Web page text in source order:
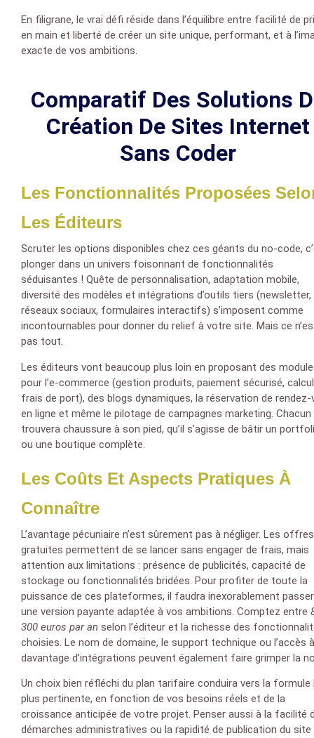
En filigrane, le vrai défi réside dans l’équilibre entre facilité de
en main et liberté de créer un site unique, performant, et à
exacte de vos ambitions.
Comparatif Des Solutions
Création De Sites Internet
Sans Coder
Les Fonctionnalités Proposées
Les Éditeurs
Scruter les options disponibles chez ces géants du no-code,
plonger dans un univers foisonnant de fonctionnalités
séduisantes ! Quête de personnalisation, adaptation mobile,
diversité des modèles et intégrations d’outils tiers (newsletter,
réseaux sociaux, formulaires interactifs) s’imposent comme
incontournables pour donner du relief à votre site. Mais ce
pas tout.
Les éditeurs vont beaucoup plus loin en proposant des
pour l’e-commerce (gestion produits, paiement sécurisé,
frais de port), des blogs dynamiques, la réservation de rendez-
en ligne et même le pilotage de campagnes marketing. Chacun
trouvera chaussure à son pied, qu’il s’agisse de bâtir un
ou une boutique complète.
Les Coûts Et Aspects Pratiques À
Connaître
L’avantage pécuniaire n’est sûrement pas à négliger. Les offres
gratuites permettent de se lancer sans engager de frais, mais
attention aux limitations : présence de publicités, capacité de
stockage ou fonctionnalités bridées. Pour profiter de toute la
puissance de ces plateformes, il faudra inexorablement
une version payante adaptée à vos ambitions. Comptez entre
300 euros par an selon l’éditeur et la richesse des
choisies. Le nom de domaine, le support technique ou l’accès à
davantage d’intégrations peuvent également faire grimper la
Un choix bien réfléchi du plan tarifaire conduira vers la formule
plus pertinente, en fonction de vos besoins réels et de la
croissance anticipée de votre projet. Penser aussi à la facilité
démarches administratives ou la rapidité de publication du site